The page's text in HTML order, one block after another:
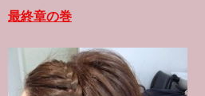
o
k
r
最終章の巻